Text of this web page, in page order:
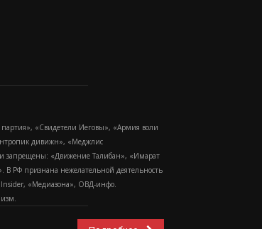
«Свидетели Иеговы», «Армия воли
дивижн», «Меджлис
и запрещены: «Движение Талибан», «Имарат
В РФ признана нежелательной деятельность
«Медиазона», ОВД-инфо.